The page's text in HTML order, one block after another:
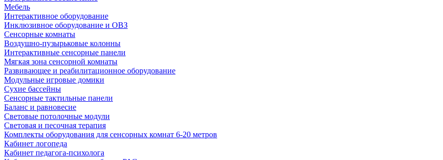
Мебель
Интерактивное оборудование
Инклюзивное оборудование и ОВЗ
Cенсорные комнаты
Воздушно-пузырьковые колонны
Интерактивные сенсорные панели
Мягкая зона сенсорной комнаты
Развивающее и реабилитационное оборудование
Модульные игровые домики
Сухие бассейны
Сенсорные тактильные панели
Баланс и равновесие
Световые потолочные модули
Световая и песочная терапия
Комплекты оборудования для сенсорных комнат 6-20 метров
Кабинет логопеда
Кабинет педагога-психолога